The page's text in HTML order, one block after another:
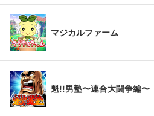
マジカルファーム
魁!!男塾〜連合大闘争編〜